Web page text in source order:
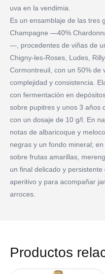
uva en la vendimia.
Es un ensamblaje de las tres
Champagne —40%
—, procedentes de viñas de
Chigny-les-Roses, Ludes,
Cormontreuil, con un 50% de
complejidad y consistencia.
con fermentación en
sobre pupitres y unos 3 años
con un dosaje de 10 g/l. En
notas de albaricoque y
negras y un fondo mineral;
sobre frutas amarillas,
un final delicado y
aperitivo y para acompañar
arroces.
Productos